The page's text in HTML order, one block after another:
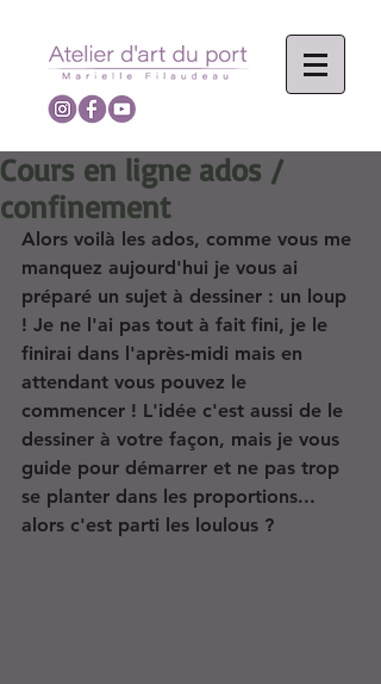
Cours en ligne ados /
confinement
Alors voilà les ados, comme vous me
manquez aujourd'hui je vous ai
préparé un sujet à dessiner : un loup
! Je ne l'ai pas tout à fait fini, je le
finirai dans l'après-midi mais en
attendant vous pouvez le
commencer ! L'idée c'est aussi de le
dessiner à votre façon, mais je vous
guide pour démarrer et ne pas trop
se planter dans les proportions...
alors c'est parti les loulous ?